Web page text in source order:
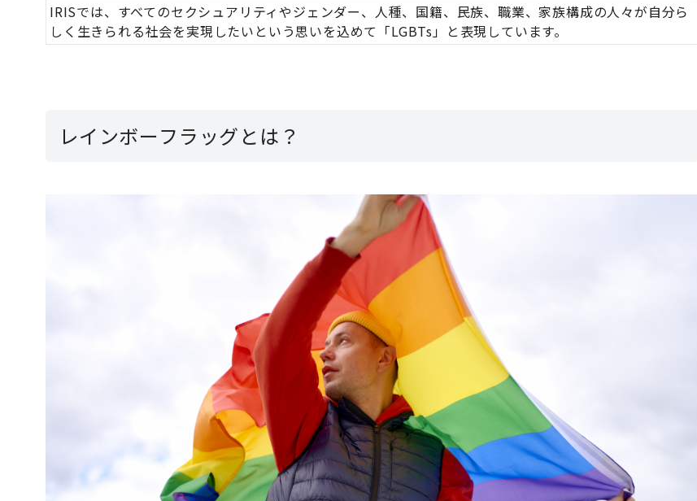
IRISでは、すべてのセクシュアリティやジェンダー、人種、国籍、民族、職業、家族構成の人々が自分ら
しく生きられる社会を実現したいという思いを込めて「LGBTs」と表現しています。
レインボーフラッグとは？